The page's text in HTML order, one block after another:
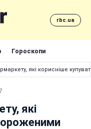
rbc.ua
Гороскопи
які корисніше
які